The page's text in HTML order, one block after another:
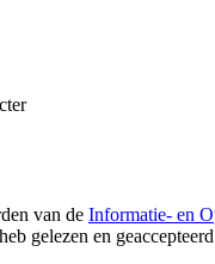
van de Informatie- en
gelezen en